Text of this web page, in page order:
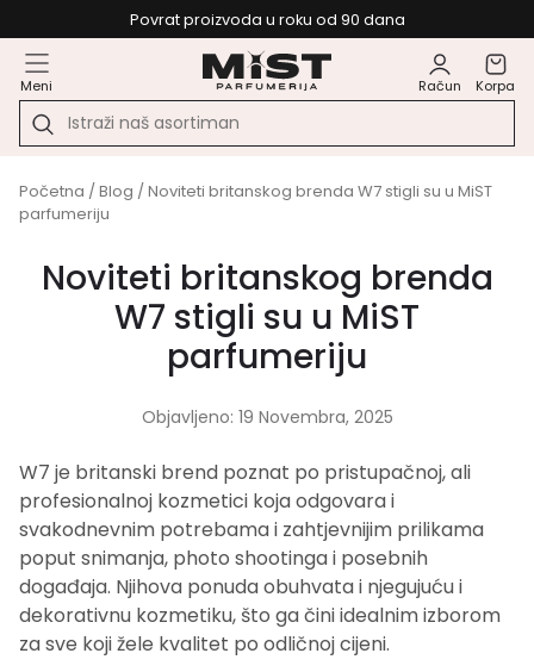
Povrat proizvoda u roku od 90 dana
Meni Račun Korpa
Početna /Blog / Noviteti britanskog brenda W7 stigli su u MiST
parfumeriju
Noviteti britanskog brenda
W7 stigli su u MiST
parfumeriju
Objavljeno: 19 Novembra, 2025
W7 je britanski brend poznat po pristupačnoj, ali
profesionalnoj kozmetici koja odgovara i
svakodnevnim potrebama i zahtjevnijim prilikama
poput snimanja, photo shootinga i posebnih
događaja. Njihova ponuda obuhvata i njegujuću i
dekorativnu kozmetiku, što ga čini idealnim izborom
za sve koji žele kvalitet po odličnoj cijeni.